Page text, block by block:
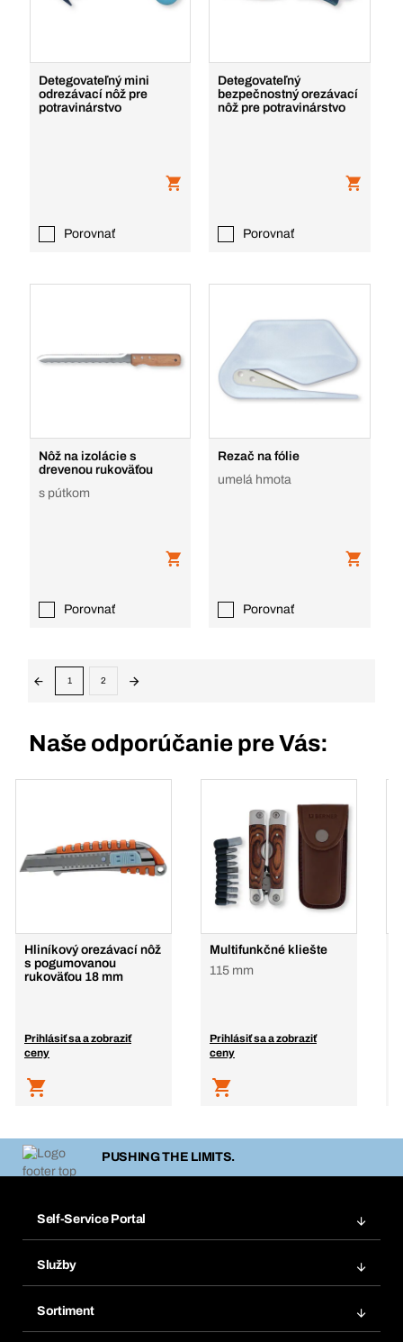
Detegovateľný mini
odrezávací nôž pre
potravinárstvo
Porovnať
Detegovateľný
bezpečnostný orezávací
nôž pre potravinárstvo
Porovnať
Nôž na izolácie s
drevenou rukoväťou
s pútkom
Porovnať
Rezač na fólie
umelá hmota
Porovnať
1 2
Naše odporúčanie pre Vás:
Hliníkový orezávací nôž
s pogumovanou
rukoväťou 18 mm
Prihlásiť sa a zobraziť
ceny
Multifunkčné kliešte
115 mm
Prihlásiť sa a zobraziť
ceny
PUSHING THE LIMITS.
Self-Service Portal
Obľúbené
Opakované objednávky
Služby
Sortiment